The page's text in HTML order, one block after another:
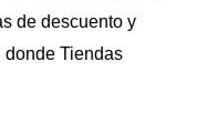
de descuento y
donde Tiendas